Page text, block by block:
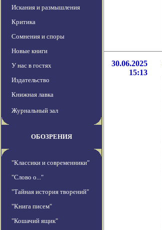
Искания и размышления
Критика
Сомнения и споры
Новые книги
У нас в гостях
Издательство
Книжная лавка
Журнальный зал
ОБОЗРЕНИЯ
"Классики и современники"
"Слово о..."
"Тайная история творений"
"Книга писем"
"Кошачий ящик"
30.06.2025
15:13